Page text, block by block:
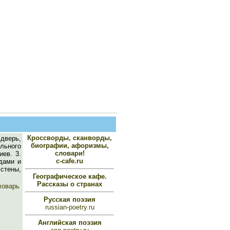
3.
и
Кроссворды, сканворды,
биографии, афоризмы,
словари!
c-cafe.ru
Географическое кафе.
Рассказы о странах
Русская поэзия
russian-poetry.ru
Английская поэзия